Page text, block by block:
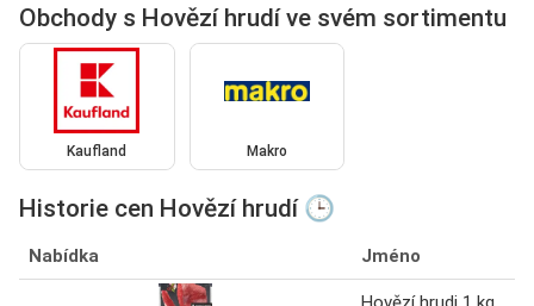
Obchody s Hovězí hrudí ve svém sortimentu
Kaufland Makro
Historie cen Hovězí hrudí 🕒
Nabídka Jméno